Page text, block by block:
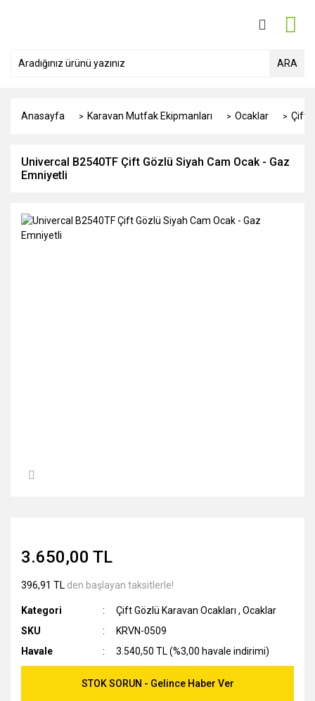
ARA
Anasayfa Karavan Mutfak Ekipmanları Ocaklar Çift
Univercal B2540TF Çift Gözlü Siyah Cam Ocak - Gaz
Emniyetli
3.650,00 TL
396,91 TL den başlayan taksitlerle!
Kategori Çift Gözlü Karavan Ocakları ,Ocaklar
SKU
KRVN-0509
Havale
3.540,50 TL (%3,00 havale indirimi)
STOK SORUN - Gelince Haber Ver